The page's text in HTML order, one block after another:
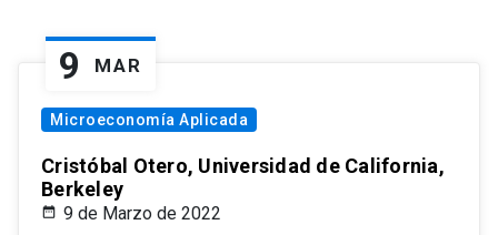
9 MAR
Microeconomía Aplicada
Cristóbal Otero, Universidad de California,
Berkeley
9 de Marzo de 2022